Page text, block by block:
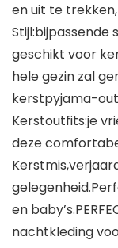
en uit te
Stijl:bijpassende
geschikt voor
hele gezin zal
kerstpyjama-
Kerstoutfits:je
deze
en
nachtkleding